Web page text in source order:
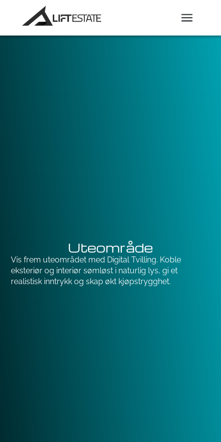
Uteområde
Vis frem uteområdet med Digital Tvilling. Koble
eksteriør og interiør sømløst i naturlig lys, gi et
realistisk inntrykk og skap økt kjøpstrygghet.